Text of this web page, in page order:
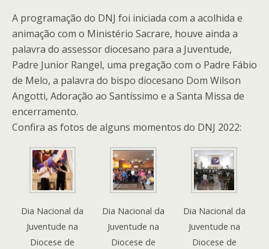
A programação do DNJ foi iniciada com a acolhida e
animação com o Ministério Sacrare, houve ainda a
palavra do assessor diocesano para a Juventude,
Padre Junior Rangel, uma pregação com o Padre Fábio
de Melo, a palavra do bispo diocesano Dom Wilson
Angotti, Adoração ao Santíssimo e a Santa Missa de
encerramento.
Confira as fotos de alguns momentos do DNJ 2022:
Dia Nacional da
Juventude na
Diocese de
Dia Nacional da
Juventude na
Diocese de
Dia Nacional da
Juventude na
Diocese de